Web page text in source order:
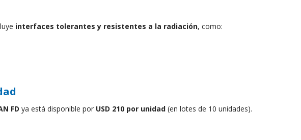
interfaces tolerantes y resistentes a la radiación, como:
FD ya está disponible por USD 210 por unidad (en lotes de 10 unidades).